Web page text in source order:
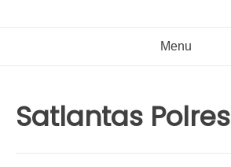
Menu
Satlantas Polres